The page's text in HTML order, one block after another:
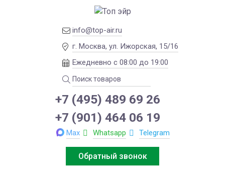
info@top-air.ru
г. Москва, ул. Ижорская, 15/16
Ежедневно с 08:00 до 19:00
+7 (495) 489 69 26
+7 (901) 464 06 19
Max Whatsapp Telegram
Обратный звонок